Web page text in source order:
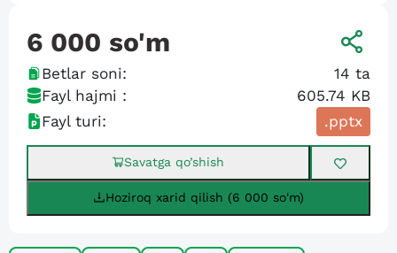
6 000 so'm
Betlar soni: 14 ta
Fayl hajmi :
605.74 KB
Fayl turi:
.pptx
Savatga qo’shish
Hoziroq xarid qilish (6 000 so'm)